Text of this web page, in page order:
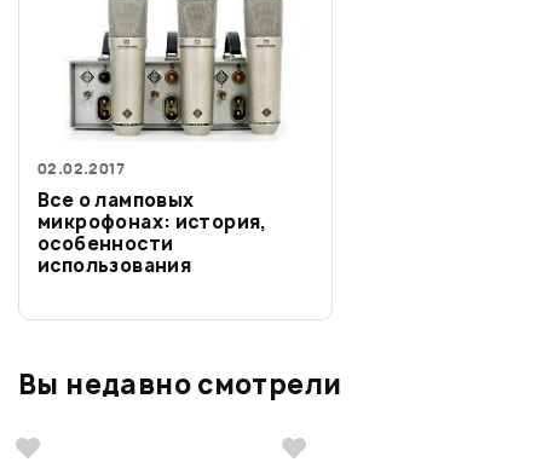
02.02.2017
Все о ламповых
микрофонах: история,
особенности
использования
Вы недавно смотрели